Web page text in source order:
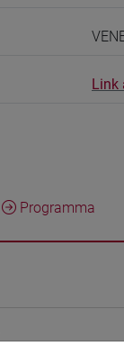
Link
Programma